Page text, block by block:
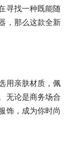
寻找一种既能随
，那么这款全新
用亲肤材质，佩
无论是商务场合
饰，成为你时尚